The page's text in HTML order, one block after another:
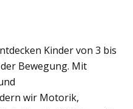
Kinder von 3 bis
Bewegung. Mit
wir Motorik,